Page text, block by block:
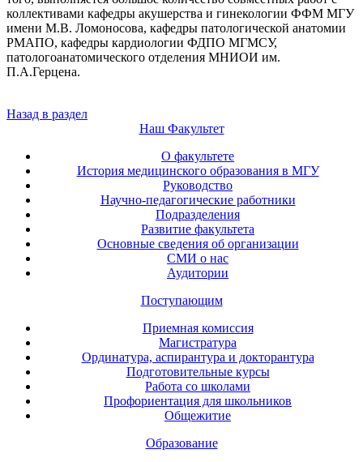
коллективами кафедры акушерства и гинекологии ФФМ МГУ
имени М.В. Ломоносова, кафедры патологической анатомии
РМАПО, кафедры кардиологии ФДПО МГМСУ,
патологоанатомического отделения МНИОИ им.
П.А.Герцена.
Назад в раздел
Наш Факультет
О факультете
История медицинского образования в МГУ
Руководство
Научно-педагогические работники
Подразделения
Развитие факультета
Основные сведения об организации
СМИ о нас
Аудитории
Поступающим
Приемная комиссия
Магистратура
Ординатура, аспирантура и докторантура
Подготовительные курсы
Работа со школами
Профориентация для школьников
Общежитие
Образование